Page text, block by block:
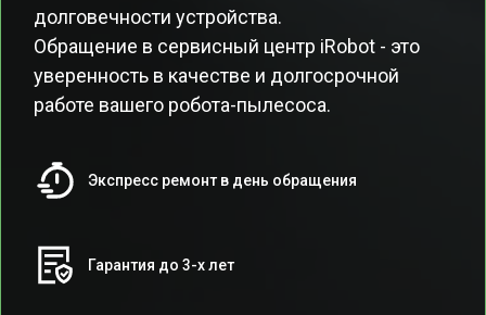
долговечности устройства.
Обращение в сервисный центр iRobot - это
уверенность в качестве и долгосрочной
работе вашего робота-пылесоса.
Экспресс ремонт в день обращения
Гарантия до 3-х лет